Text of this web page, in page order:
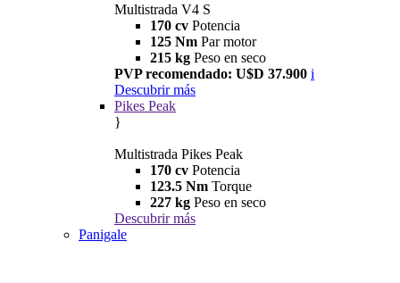
Multistrada V4 S
170 cv Potencia
125 Nm Par motor
215 kg Peso en seco
PVP recomendado: U$D 37.900 i
Descubrir más
Pikes Peak
}
Multistrada Pikes Peak
170 cv Potencia
123.5 Nm Torque
227 kg Peso en seco
Descubrir más
Panigale